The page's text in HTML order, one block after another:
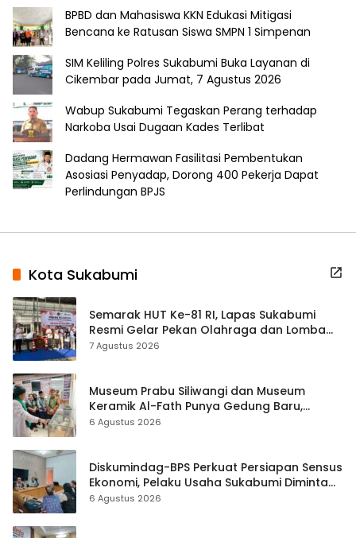
BPBD dan Mahasiswa KKN Edukasi Mitigasi
Bencana ke Ratusan Siswa SMPN 1 Simpenan
SIM Keliling Polres Sukabumi Buka Layanan di
Cikembar pada Jumat, 7 Agustus 2026
Wabup Sukabumi Tegaskan Perang terhadap
Narkoba Usai Dugaan Kades Terlibat
Dadang Hermawan Fasilitasi Pembentukan
Asosiasi Penyadap, Dorong 400 Pekerja Dapat
Perlindungan BPJS
Kota Sukabumi
Semarak HUT Ke-81 RI, Lapas Sukabumi
Resmi Gelar Pekan Olahraga dan Lomba
Tradisional
7 Agustus 2026
Museum Prabu Siliwangi dan Museum
Keramik Al-Fath Punya Gedung Baru,
Hampir 500 Koleksi Dipisahkan
6 Agustus 2026
Diskumindag-BPS Perkuat Persiapan Sensus
Ekonomi, Pelaku Usaha Sukabumi Diminta
Terbuka Beri Data
6 Agustus 2026